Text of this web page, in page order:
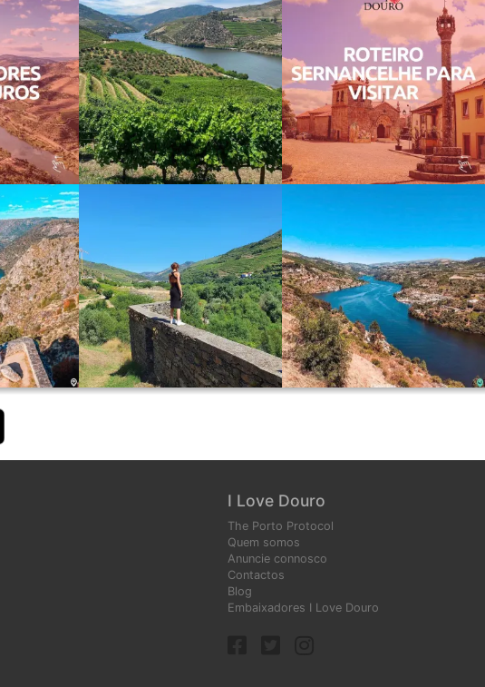
I Love Douro
The Porto Protocol
Quem somos
Anuncie connosco
Contactos
Blog
Embaixadores I Love Douro